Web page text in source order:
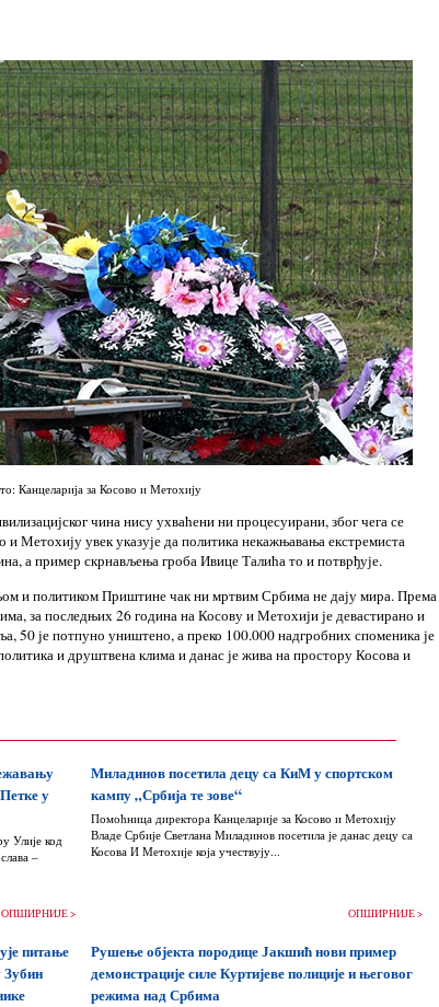
Канцеларија за Косово и Метохију
чина нису ухваћени ни процесуирани, због чега се
Метохију увек указује да политика некажњавања екстремиста
а пример скрнављења гроба Ивице Талића то и потврђује.
и политиком Приштине чак ни мртвим Србима не дају мира. Према
за последњих 26 година на Косову и Метохији је девастирано и
50 је потпуно уништено, а преко 100.000 надгробних споменика је
и друштвена клима и данас је жива на простору Косова и
у
Улије код
–
ОПШИРНИЈЕ >
Миладинов посетила децу са КиМ у спортском
кампу „Србија те зове“
Помоћница директора Канцеларије за Косово и Метохију
Владе Србије Светлана Миладинов посетила је данас децу са
Косова И Метохије која учествују...
ОПШИРНИЈЕ >
питање
Зубин
Рушење објекта породице Јакшић нови пример
демонстрације силе Куртијеве полиције и његовог
режима над Србима